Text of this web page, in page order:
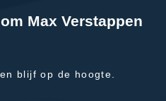
Max Verstappen
blijf op de hoogte.